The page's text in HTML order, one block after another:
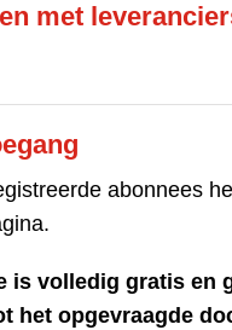
met
abonnees
is volledig gratis en
het opgevraagde